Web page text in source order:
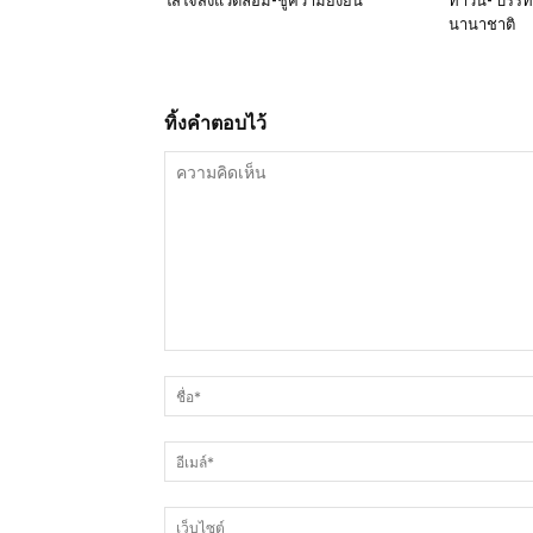
นานาชาติ
ทิ้งคำตอบไว้
คิด
เห็น